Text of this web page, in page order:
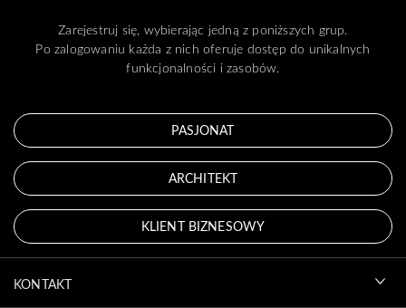
Zarejestruj się, wybierając jedną z poniższych grup.
Po zalogowaniu każda z nich oferuje dostęp do unikalnych
funkcjonalności i zasobów.
PASJONAT
ARCHITEKT
KLIENT BIZNESOWY
KONTAKT